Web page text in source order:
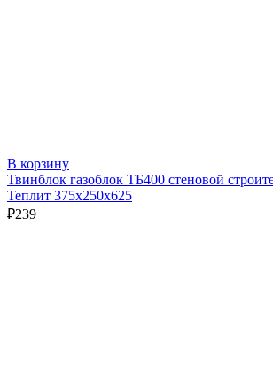
В корзину
Твинблок газоблок ТБ400 стеновой
Теплит 375х250х625
₽239